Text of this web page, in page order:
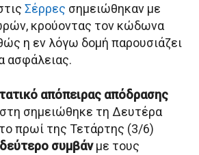
Σέρρες σημειώθηκαν με
κρούοντας τον κώδωνα
η εν λόγω δομή παρουσιάζει
ασφάλειας.
απόπειρας απόδρασης
σημειώθηκε τη Δευτέρα
πρωί της Τετάρτης (3/6)
συμβάνμε τους